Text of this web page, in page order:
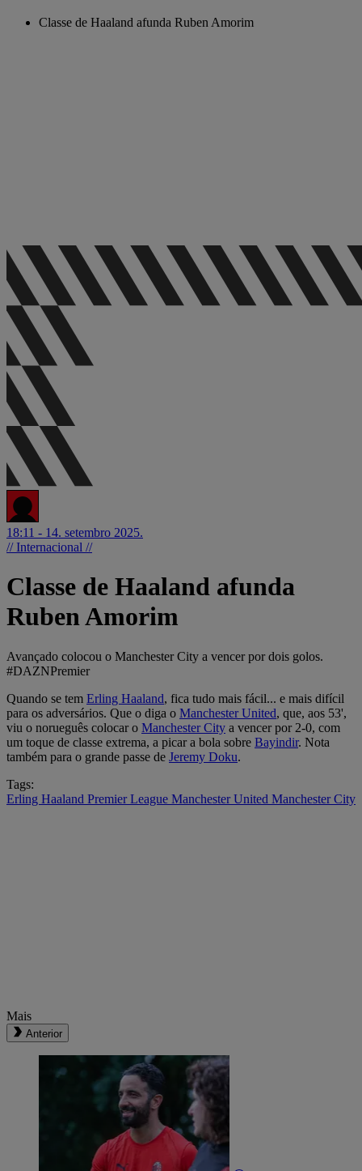
Classe de Haaland afunda Ruben Amorim
18:11 - 14. setembro 2025.
// Internacional //
Classe de Haaland afunda
Ruben Amorim
Avançado colocou o Manchester City a vencer por dois golos.
#DAZNPremier
Quando se tem Erling Haaland, fica tudo mais fácil... e mais difícil
para os adversários. Que o diga o Manchester United, que, aos 53',
viu o norueguês colocar o Manchester City a vencer por 2-0, com
um toque de classe extrema, a picar a bola sobre Bayindir. Nota
também para o grande passe de Jeremy Doku.
Tags:
Erling Haaland Premier League Manchester United Manchester City
Mais
Anterior